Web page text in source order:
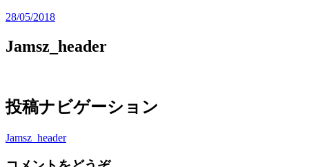
28/05/2018
Jamsz_header
投稿ナビゲーション
Jamsz_header